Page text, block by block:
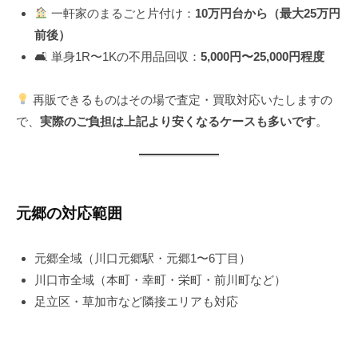
一軒家のまるごと片付け： 10万円台から（最大25万円
前後）
🛋 単身1R〜1Kの不用品回収： 5,000円〜25,000円程度
再販できるものはその場で査定・買取対応いたしますの
で、 実際のご負担は上記より安くなるケースも多いです。
元郷の対応範囲
元郷全域（川口元郷駅・元郷1〜6丁目）
川口市全域（本町・幸町・栄町・前川町など）
足立区・草加市など隣接エリアも対応